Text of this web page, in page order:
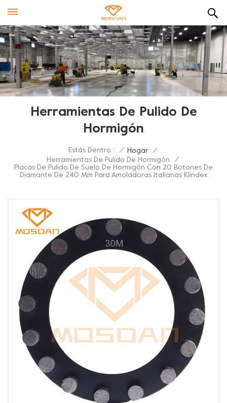
Herramientas De Pulido De
Hormigón
Estás Dentro : / Hogar
/
Herramientas De Pulido De Hormigón
/
Placas De Pulido De Suelo De Hormigón Con 20 Botones De
Diamante De 240 Mm Para Amoladoras Italianas Klindex